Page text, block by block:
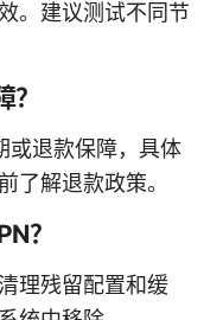
。建议测试不同节
或退款保障，具体
了解退款政策。
？
理残留配置和缓